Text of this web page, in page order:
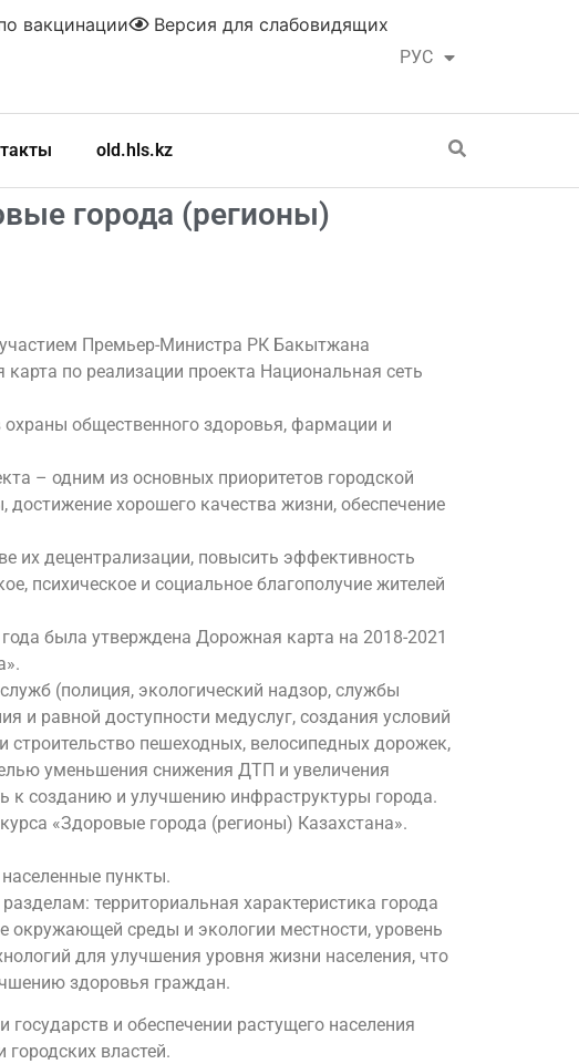
РУС
ҚАЗ
Версия для слабовидящих
вакцинации
old.hls.kz
города (регионы)
Премьер-Министра РК Бакытжана
по реализации проекта Национальная сеть
общественного здоровья, фармации и
– одним из основных приоритетов городской
хорошего качества жизни, обеспечение
их децентрализации, повысить эффективность
психическое и социальное благополучие жителей
была утверждена Дорожная карта на 2018-2021
(полиция, экологический надзор, службы
равной доступности медуслуг, создания условий
пешеходных, велосипедных дорожек,
уменьшения снижения ДТП и увеличения
к созданию и улучшению инфраструктуры города.
«Здоровые города (регионы) Казахстана».
пункты.
территориальная характеристика города
окружающей среды и экологии местности, уровень
для улучшения уровня жизни населения, что
здоровья граждан.
и обеспечении растущего населения
властей.